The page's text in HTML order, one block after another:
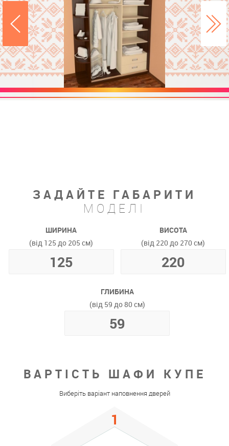
ЗАДАЙТЕ ГАБАРИТИ
МОДЕЛІ
ШИРИНА
(від 125 до 205 см)
ВИСОТА
(від 220 до 270 см)
ГЛИБИНА
(від 59 до 80 см)
ВАРТІСТЬ ШАФИ КУПЕ
Виберіть варіант наповнення дверей